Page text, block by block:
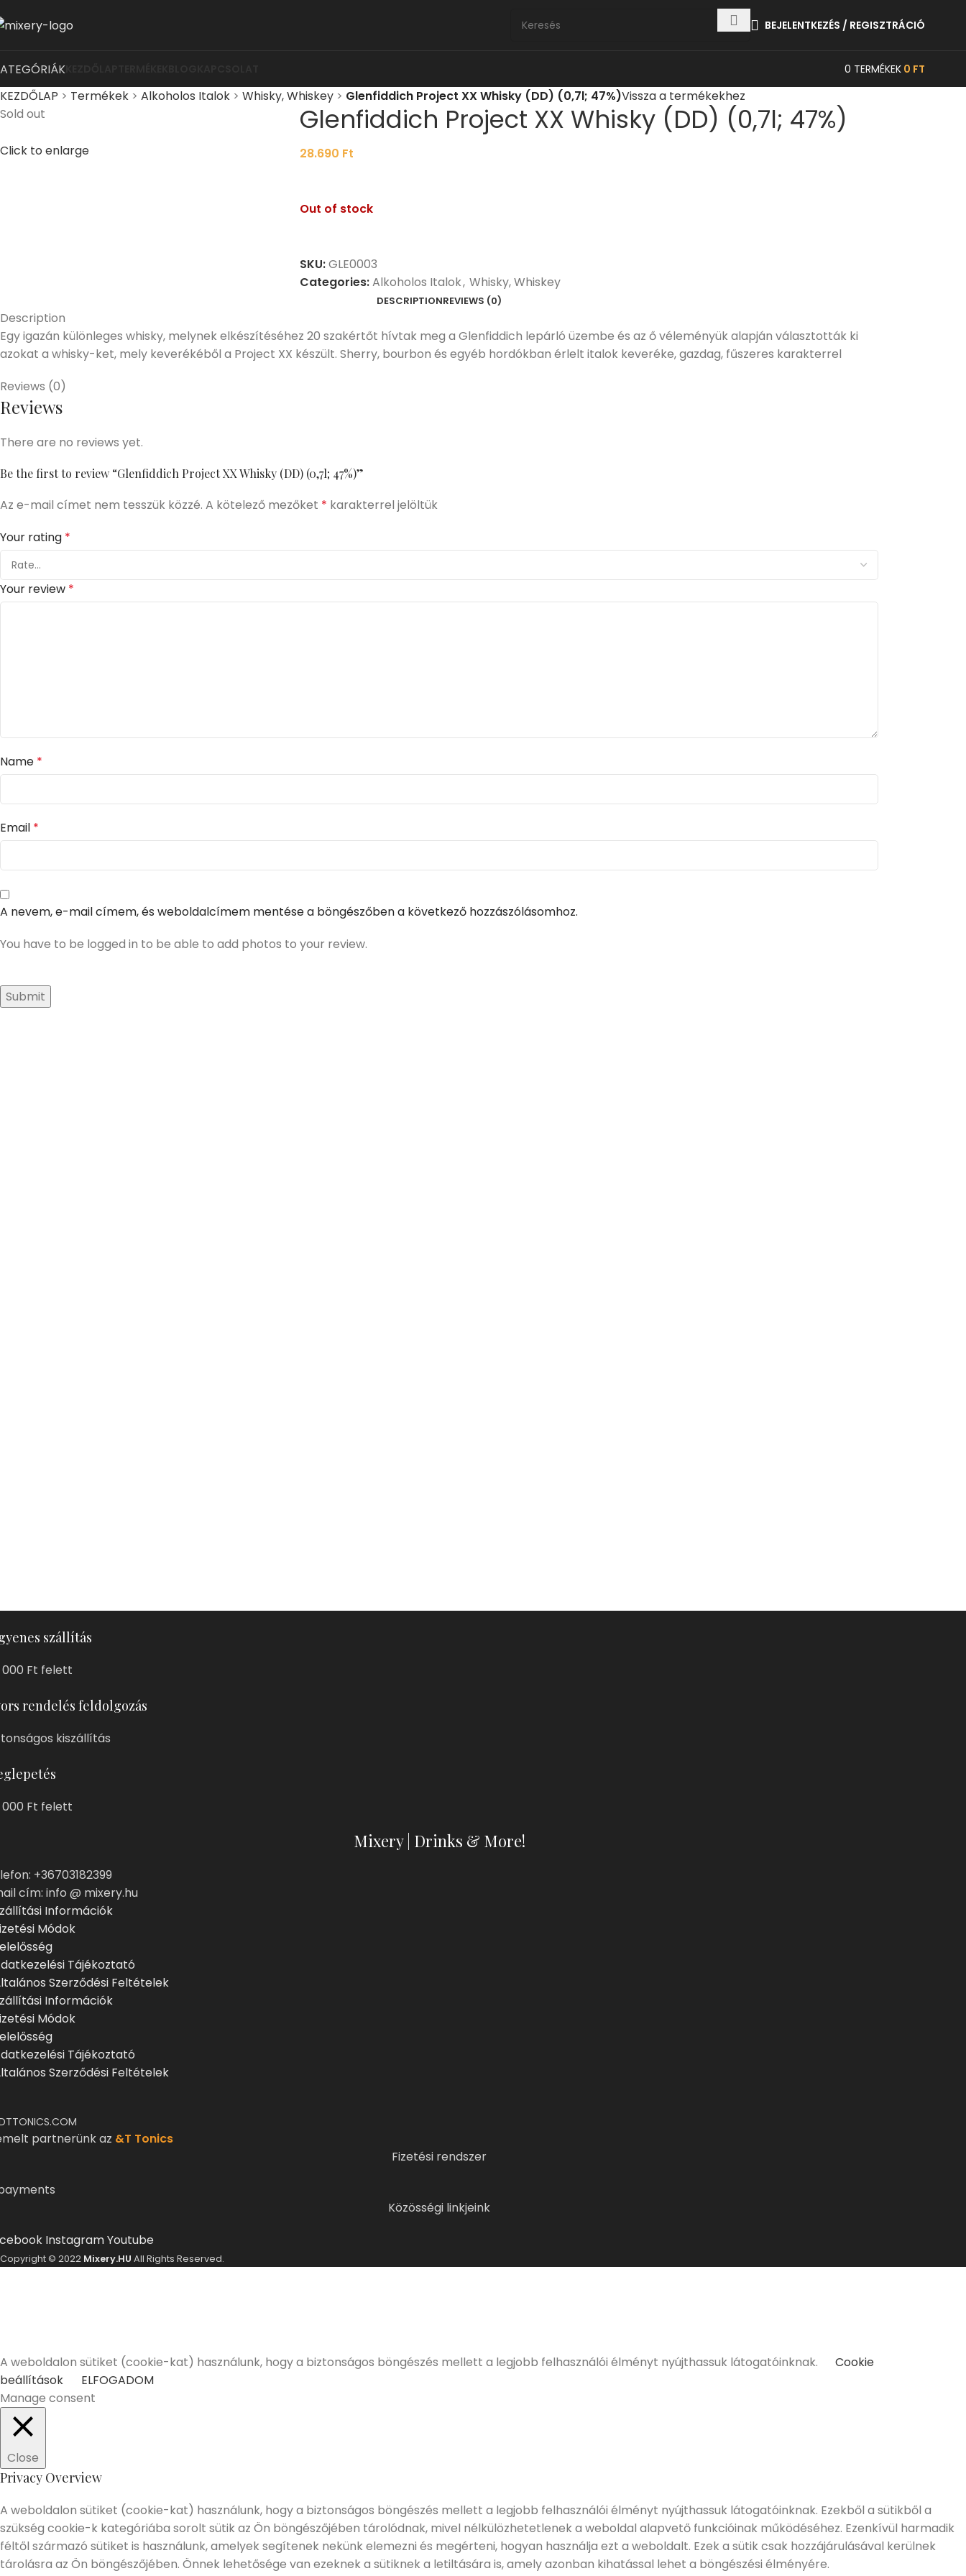
BEJELENTKEZÉS / REGISZTRÁCIÓ
0 TERMÉKEK 0 FT
KEZDŐLAP > Termékek > Alkoholos Italok > Whisky, Whiskey > Glenfiddich Project XX Whisky (DD) (0,7l; 47%)Vissza a termékekhez
Sold out
Click to enlarge
Glenfiddich Project XX Whisky (DD) (0,7l; 47%)
28.690 Ft
Out of stock
SKU:GLE0003
Categories:Alkoholos Italok, Whisky, Whiskey
DESCRIPTIONREVIEWS (0)
Description
Egy igazán különleges whisky, melynek elkészítéséhez 20 szakértőt hívtak meg a Glenfiddich lepárló üzembe és az ő véleményük alapján választották ki
azokat a whisky-ket, mely keverékéből a Project XX készült. Sherry, bourbon és egyéb hordókban érlelt italok keveréke, gazdag, fűszeres karakterrel
Reviews (0)
Reviews
There are no reviews yet.
Be the first to review “Glenfiddich Project XX Whisky (DD) (0,7l; 47%)”
Az e-mail címet nem tesszük közzé. A kötelező mezőket * karakterrel jelöltük
Your rating *
Your review *
Name *
Email *
A nevem, e-mail címem, és weboldalcímem mentése a böngészőben a következő hozzászólásomhoz.
You have to be logged in to be able to add photos to your review.
szállítás
000 Ft felett
rendelés feldolgozás
kiszállítás
000 Ft felett
Mixery | Drinks & More!
+36703182399
cím: info @ mixery.hu
Információk
Módok
Tájékoztató
Szerződési Feltételek
Információk
Módok
Tájékoztató
Szerződési Feltételek
partnerünk az &T Tonics
Fizetési rendszer
Közösségi linkjeink
InstagramYoutube
Copyright © 2022 Mixery.HU All Rights Reserved.
A weboldalon sütiket (cookie-kat) használunk, hogy a biztonságos böngészés mellett a legjobb felhasználói élményt nyújthassuk látogatóinknak.
Cookie
beállítások
ELFOGADOM
Manage consent
Close
Privacy Overview
A weboldalon sütiket (cookie-kat) használunk, hogy a biztonságos böngészés mellett a legjobb felhasználói élményt nyújthassuk látogatóinknak. Ezekből a sütikből a
szükség cookie-k kategóriába sorolt sütik az Ön böngészőjében tárolódnak, mivel nélkülözhetetlenek a weboldal alapvető funkcióinak működéséhez. Ezenkívül harmadik
féltől származó sütiket is használunk, amelyek segítenek nekünk elemezni és megérteni, hogyan használja ezt a weboldalt. Ezek a sütik csak hozzájárulásával kerülnek
tárolásra az Ön böngészőjében. Önnek lehetősége van ezeknek a sütiknek a letiltására is, amely azonban kihatással lehet a böngészési élményére.